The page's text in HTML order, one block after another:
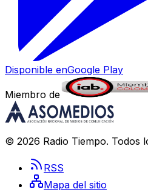
Disponible enGoogle Play
Miembro de
© 2026 Radio Tiempo. Todos
RSS
Mapa del sitio